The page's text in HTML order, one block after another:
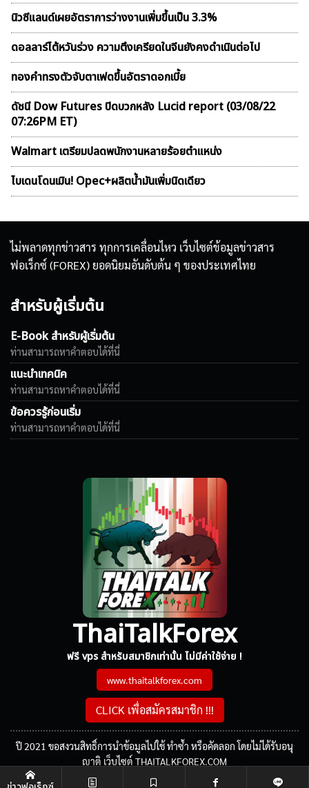
นิวซีแลนด์เผยอัตราการว่างงานเพิ่มขึ้นเป็น 3.3%
ดอลลาร์ไต้หวันร่วง ความตึงเครียดในจีนยังคงดำเนินต่อไป
ทองคำทรงตัวจับตาเฟดขึ้นอัตราดอกเบี้ย
ดัชนี Dow Futures ปิดบวกหลัง Lucid report (03/08/22
07:26PM ET)
Walmart เตรียมปลดพนักงานหลายร้อยตำแหน่ง
ไบเดนโดนเมิน! Opec+ผลิตน้ำมันเพิ่มนิดเดียว
ไม่พลาดทุกข่าวสาร ทุกการเคลื่อนไหว เว็บไซต์ข้อมูลข่าวสาร
ฟอเร็กซ์ (FOREX) ยอดนิยมอันดับต้น ๆ ของประเทศไทย
สำหรับผู้เริ่มต้น
E-Book สำหรับผู้เริ่มต้น
ท่านสามารถหาคำตอบได้ที่นี่
แนะนำเทคนิค
ท่านสามารถหาคำตอบได้ที่นี่
ข้อควรรู้ก่อนเริ่ม
ท่านสามารถหาคำตอบได้ที่นี่
ThaiTalkForex
ฟรี vps สำหรับสมาชิกเท่านั้น ไม่มีค่าใช้จ่าย !
www.thaitalkforex.com
CLICK เพื่อสมัครสมาชิก !!!
ปี 2021 ขอสงวนสิทธิ์การนำข้อมูลไปใช้ ทำซ้ำ หรือคัดลอก โดยไม่ได้รับอนุ
ญาติ เว็บไซต์ THAITALKFOREX.COM